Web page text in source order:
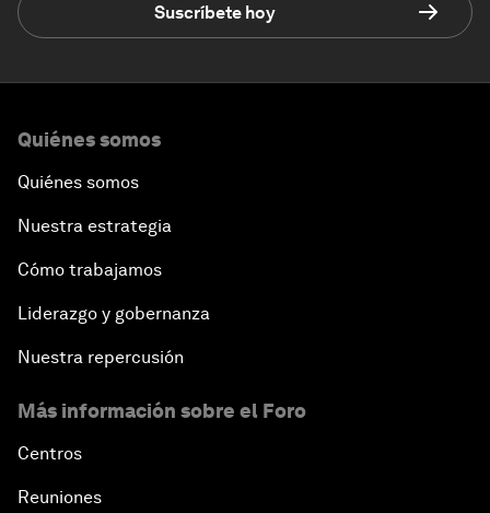
Suscríbete hoy
Quiénes somos
Quiénes somos
Nuestra estrategia
Cómo trabajamos
Liderazgo y gobernanza
Nuestra repercusión
Más información sobre el Foro
Centros
Reuniones